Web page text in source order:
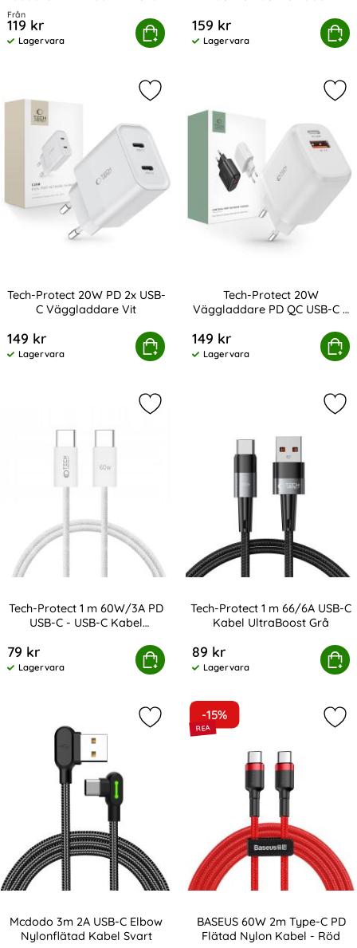
Art. nr 13861
Från
119 kr
Tillgänglighet:
Lagervara
Köp
Original 15W 2A Laddare EP-TA200EBE - Svart
159 kr
Tillgänglighet:
Lagervara
Köp
Tech-Protect 3 m 100W/5A PD
Tech-Protect 20W PD 2x USB-
C Väggladdare Vit
149 kr
Tillgänglighet:
Lagervara
Köp
Protect 20W PD 2x USB-C Väggladdare Vit
Markera tech-Protect 20W PD 2x
Tech-Protect 20W
Väggladdare PD QC USB-C /
149 kr
Tillgänglighet:
Lagervara
Köp
Tech-Protect 20W Väggladdare
Tech-Protect 1 m 60W/3A PD
USB-C - USB-C Kabel
79 kr
Tillgänglighet:
Lagervara
Köp
1 m 60W/3A PD USB-C - USB-C Kabel UltraBoost Vit
Markera tech-Protect 1 m 60W/3A
Tech-Protect 1 m 66/6A USB-C
Kabel UltraBoost Grå
89 kr
Tillgänglighet:
Lagervara
Köp
Tech-Protect 1 m 66/6A
Mcdodo 3m 2A USB-C Elbow
Nylonflätad Kabel Svart
Markera mcdodo 3m 2A USB-C
-15%
BASEUS 60W 2m Type-C PD
Flätad Nylon Kabel - Röd